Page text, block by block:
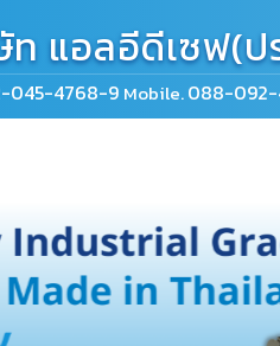
แอลอีดีเซฟ(ป
045-4768-9 Mobile.088-092-